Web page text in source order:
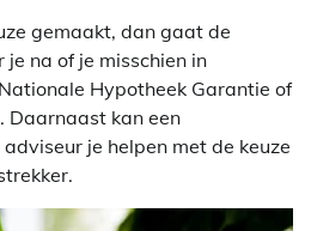
gemaakt, dan gaat de
na of je misschien in
Hypotheek Garantie of
Daarnaast kan een
je helpen met de keuze